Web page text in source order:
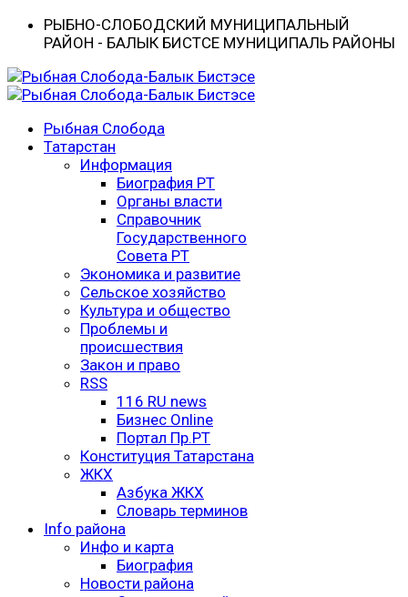
РЫБНО-CЛОБОДСКИЙ МУНИЦИПАЛЬНЫЙ
РАЙОН - БАЛЫК БИСТӘСЕ МУНИЦИПАЛЬ РАЙОНЫ
Рыбная Слобода
Татарстан
Информация
Биография РТ
Органы власти
Справочник
Государственного
Совета РТ
Экономика и развитие
Сельское хозяйство
Культура и общество
Проблемы и
происшествия
Закон и право
RSS
116 RU news
Бизнес Online
Портал Пр.РТ
Конституция Татарстана
ЖКХ
Азбука ЖКХ
Словарь терминов
Info района
Инфо и карта
Биография
Новости района